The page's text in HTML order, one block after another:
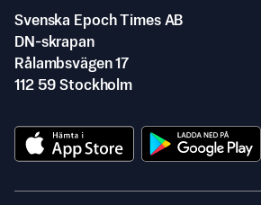
Svenska Epoch Times AB
DN-skrapan
Rålambsvägen 17
112 59 Stockholm